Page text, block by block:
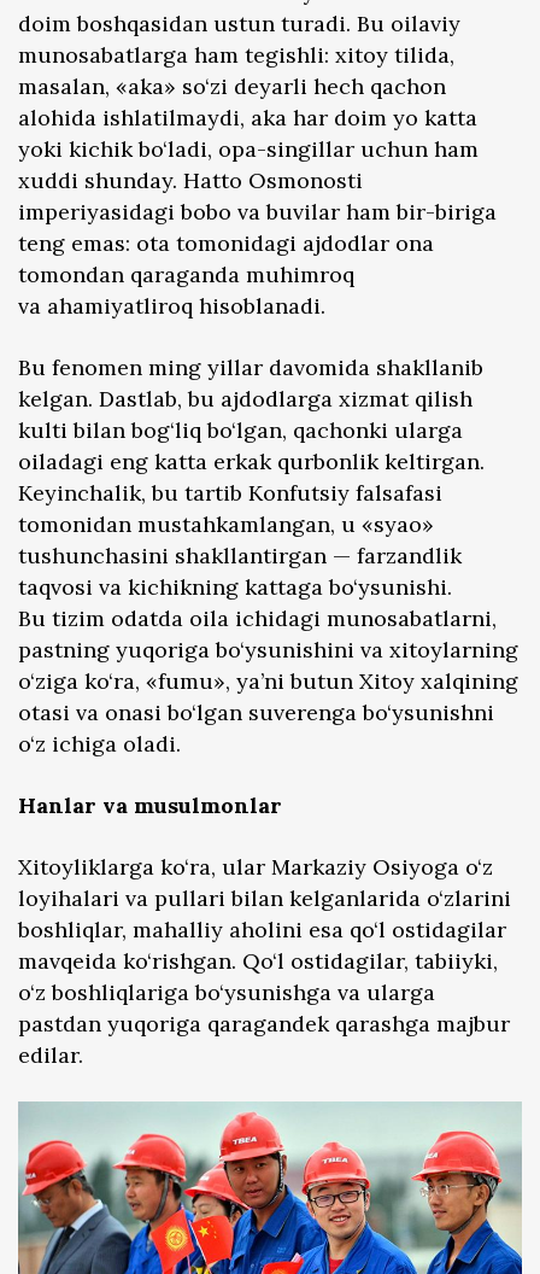
doim boshqasidan ustun turadi. Bu oilaviy
munosabatlarga ham tegishli: xitoy tilida,
masalan, «aka» so‘zi deyarli hech qachon
alohida ishlatilmaydi, aka har doim yo katta
yoki kichik bo‘ladi, opa-singillar uchun ham
xuddi shunday. Hatto Osmonosti
imperiyasidagi bobo va buvilar ham bir-biriga
teng emas: ota tomonidagi ajdodlar ona
tomondan qaraganda muhimroq
va ahamiyatliroq hisoblanadi.
Bu fenomen ming yillar davomida shakllanib
kelgan. Dastlab, bu ajdodlarga xizmat qilish
kulti bilan bog‘liq bo‘lgan, qachonki ularga
oiladagi eng katta erkak qurbonlik keltirgan.
Keyinchalik, bu tartib Konfutsiy falsafasi
tomonidan mustahkamlangan, u «syao»
tushunchasini shakllantirgan — farzandlik
taqvosi va kichikning kattaga bo‘ysunishi.
Bu tizim odatda oila ichidagi munosabatlarni,
pastning yuqoriga bo‘ysunishini va xitoylarning
o‘ziga ko‘ra, «fumu», ya’ni butun Xitoy xalqining
otasi va onasi bo‘lgan suverenga bo‘ysunishni
o‘z ichiga oladi.
Hanlar va musulmonlar
Xitoyliklarga ko‘ra, ular Markaziy Osiyoga o‘z
loyihalari va pullari bilan kelganlarida o‘zlarini
boshliqlar, mahalliy aholini esa qo‘l ostidagilar
mavqeida ko‘rishgan. Qo‘l ostidagilar, tabiiyki,
o‘z boshliqlariga bo‘ysunishga va ularga
pastdan yuqoriga qaragandek qarashga majbur
edilar.